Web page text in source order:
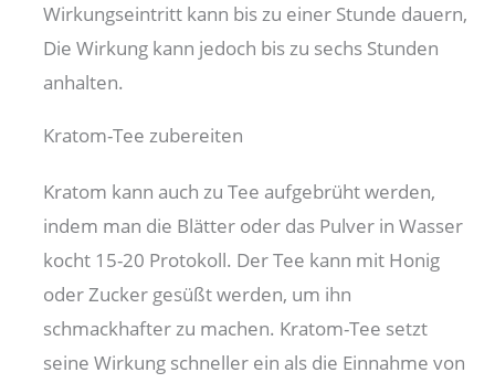
Wirkungseintritt kann bis zu einer Stunde dauern,
Die Wirkung kann jedoch bis zu sechs Stunden
anhalten.
Kratom-Tee zubereiten
Kratom kann auch zu Tee aufgebrüht werden,
indem man die Blätter oder das Pulver in Wasser
kocht 15-20 Protokoll. Der Tee kann mit Honig
oder Zucker gesüßt werden, um ihn
schmackhafter zu machen. Kratom-Tee setzt
seine Wirkung schneller ein als die Einnahme von